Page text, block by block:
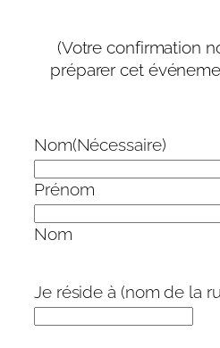
(Votre confirmation
préparer cet
Nom(Nécessaire)
Prénom
Nom
Je réside à (nom de la